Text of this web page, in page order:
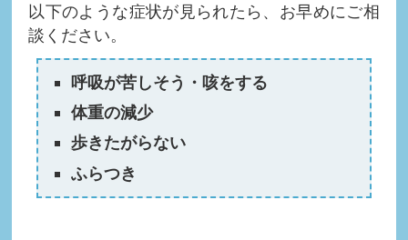
以下のような症状が見られたら、お早めにご相
談ください。
呼吸が苦しそう・咳をする
体重の減少
歩きたがらない
ふらつき